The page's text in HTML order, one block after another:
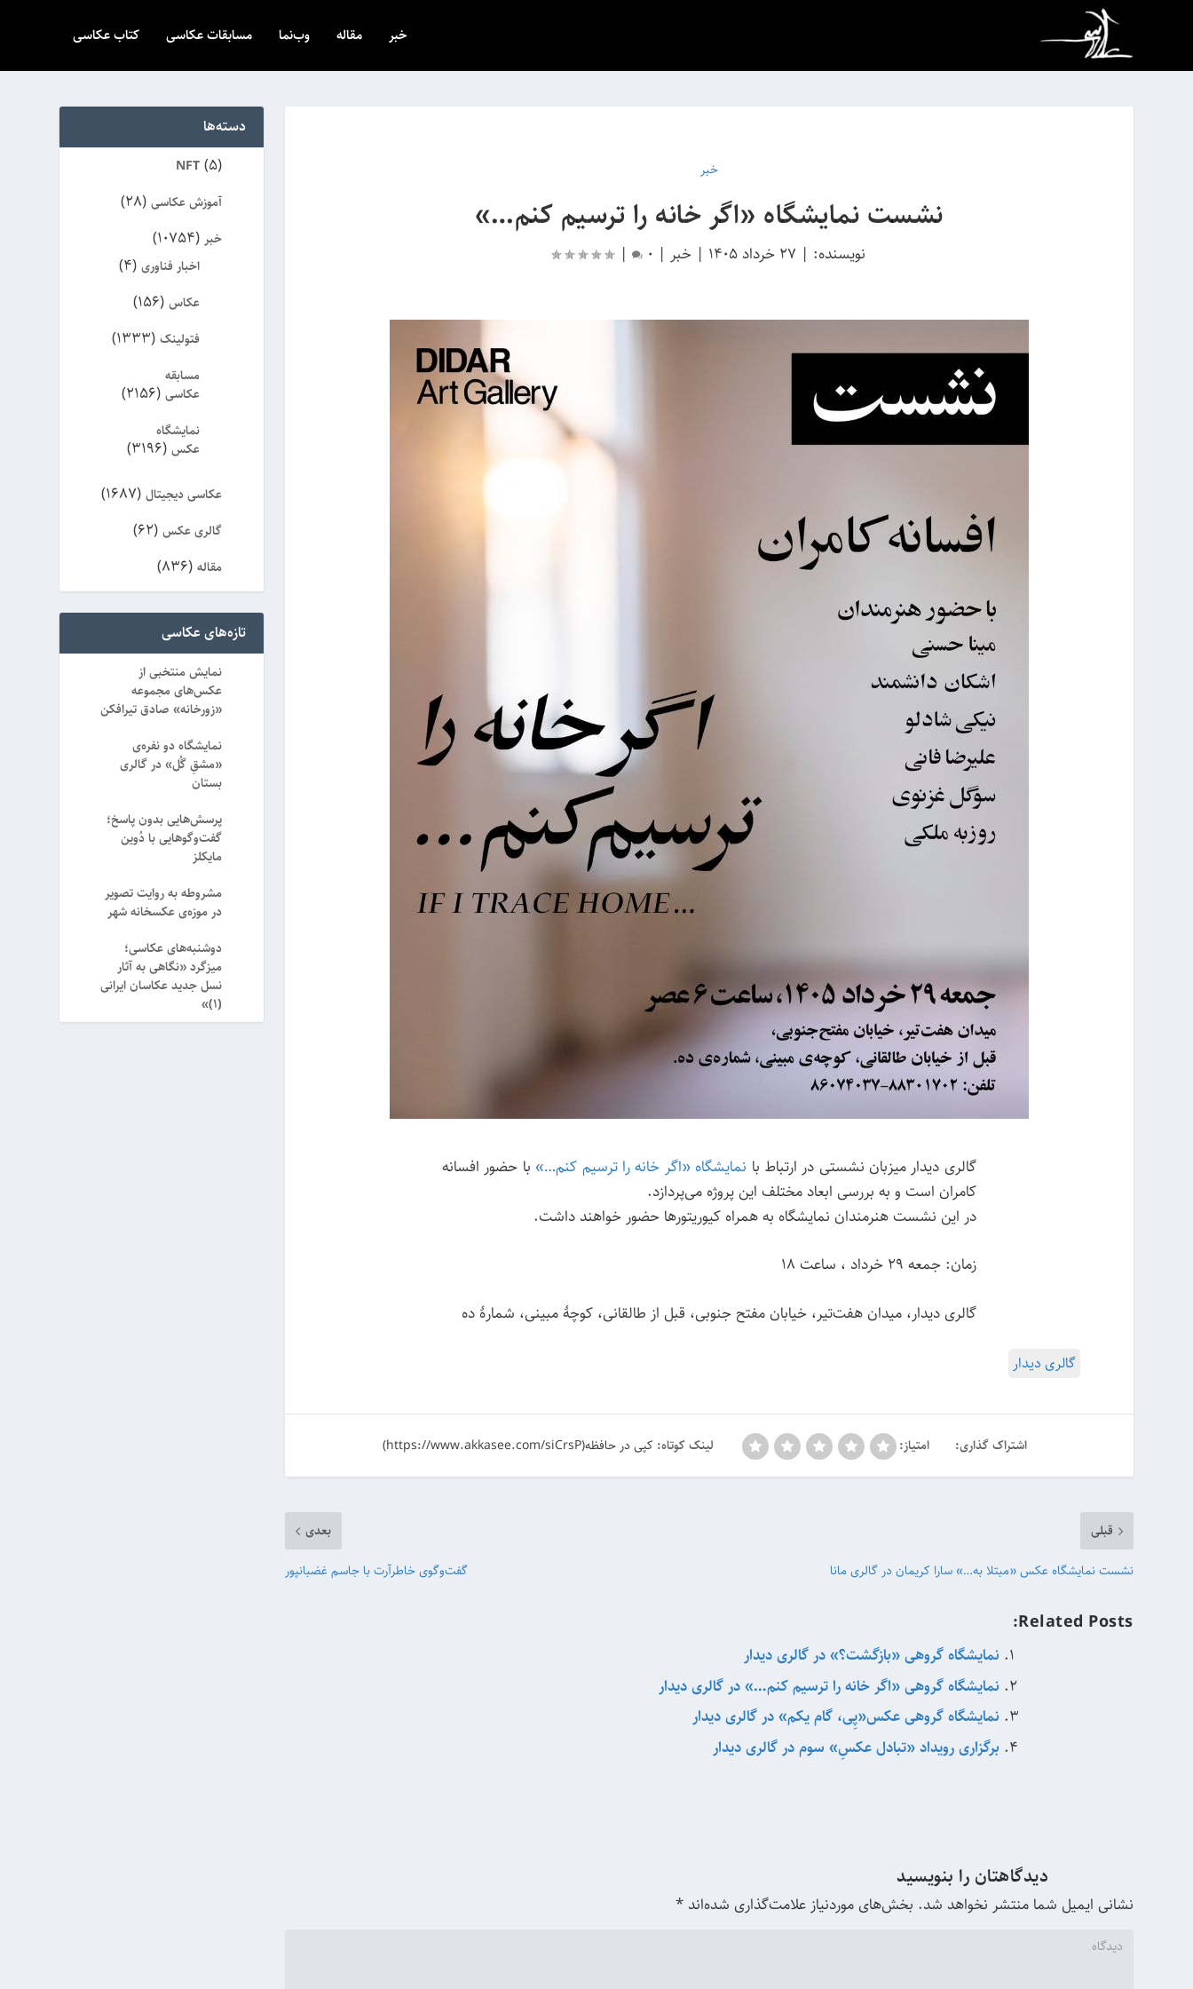
خبر مقاله وب‌نما مسابقات عکاسی کتاب عکاسی
خبر
نشست نمایشگاه «اگر خانه را ترسیم کنم…»
نویسنده: | 27 خرداد 1405 |خبر |
0
|
گالری دیدار میزبان نشستی در ارتباط با نمایشگاه «اگر خانه را ترسیم کنم…» با حضور افسانه
کامران است و به بررسی ابعاد مختلف این پروژه می‌پردازد.
در این نشست هنرمندان نمایشگاه به همراه کیوریتورها حضور خواهند داشت.
زمان: جمعه ۲۹ خرداد ، ساعت ۱۸
گالری دیدار، میدان هفت‌تیر، خیابان مفتح جنوبی، قبل از طالقانی، کوچهٔ مبینی، شمارهٔ ده
گالری دیدار
اشتراک گذاری: امتیاز: لینک کوتاه: کپی در حافظه(https://www.akkasee.com/siCrsP)
قبلی
نشست نمایشگاه عکس «مبتلا به…» سارا کریمان در گالری مانا
بعدی
گفت‌و‌گوی خاطرآرت با جاسم غضبانپور
Related Posts:
نمایشگاه گروهی «بازگشت؟» در گالری دیدار
نمایشگاه گروهی «اگر خانه را ترسیم کنم…» در گالری دیدار
نمایشگاه گروهی عکس«پِی، گام یکم» در گالری دیدار
برگزاری رویداد «تبادل عکسِ» سوم در گالری دیدار
دیدگاهتان را بنویسید
نشانی ایمیل شما منتشر نخواهد شد. بخش‌های موردنیاز علامت‌گذاری شده‌اند*
دسته‌ها
NFT (5)
آموزش عکاسی(28)
خبر (10754)
اخبار فناوری(4)
عکاس(156)
فتولینک(1333)
مسابقه
عکاسی(2156)
نمایشگاه
عکس(3196)
عکاسی دیجیتال(1687)
گالری عکس(62)
مقاله(836)
تازه‌های عکاسی
نمایش منتخبی از
عکس‌های مجموعه
«زورخانه» صادق تیرافکن
نمایشگاه دو نفره‌ی
«مشقِ گُل» در گالری
بستان
پرسش‌هایی بدون پاسخ؛
گفت‌وگوهایی با دُوین
مایکلز
مشروطه به روایت تصویر
در موزه‌ی عکسخانه شهر
دوشنبه‌های عکاسی؛
میزگرد «نگاهی به آثار
نسل جدید عکاسان ایرانی
(۱)»